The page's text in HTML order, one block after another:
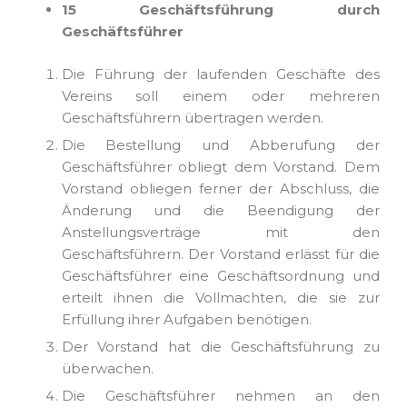
15 Geschäftsführung durch
Geschäftsführer
Die Führung der laufenden Geschäfte des
Vereins soll einem oder mehreren
Geschäftsführern übertragen werden.
Die Bestellung und Abberufung der
Geschäftsführer obliegt dem Vorstand. Dem
Vorstand obliegen ferner der Abschluss, die
Änderung und die Beendigung der
Anstellungsverträge mit den
Geschäftsführern. Der Vorstand erlässt für die
Geschäftsführer eine Geschäftsordnung und
erteilt ihnen die Vollmachten, die sie zur
Erfüllung ihrer Aufgaben benötigen.
Der Vorstand hat die Geschäftsführung zu
überwachen.
Die Geschäftsführer nehmen an den